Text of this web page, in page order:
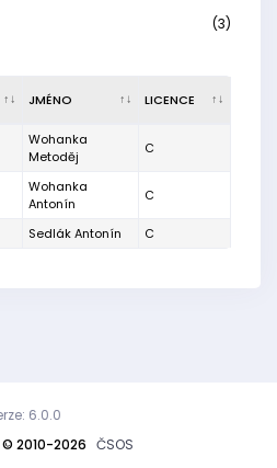
(3)
JMÉNO LICENCE
Wohanka
Metoděj
C
Wohanka
Antonín
C
Sedlák Antonín C
2010-2026 ČSOS
6.0.0